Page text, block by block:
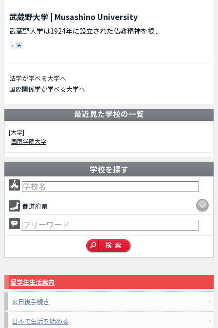
武蔵野大学| Musashino University
武蔵野大学は1924年に設立された仏教精神を根...
法
法学が学べる大学へ
国際関係学が学べる大学へ
最近見た学校の一覧
[大学]
西南学院大学
学校を探す
都道府県
留学生生活案内
来日後手続き
日本で生活を始める